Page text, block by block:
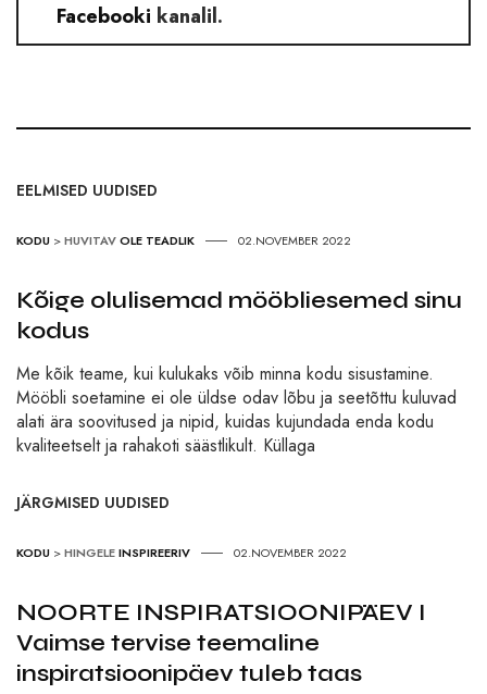
Facebooki kanalil.
EELMISED UUDISED
KODU >HUVITAVOLE TEADLIK 02.NOVEMBER 2022
Kõige olulisemad mööbliesemed sinu
kodus
Me kõik teame, kui kulukaks võib minna kodu sisustamine.
Mööbli soetamine ei ole üldse odav lõbu ja seetõttu kuluvad
alati ära soovitused ja nipid, kuidas kujundada enda kodu
kvaliteetselt ja rahakoti säästlikult. Küllaga
JÄRGMISED UUDISED
KODU >HINGELEINSPIREERIV 02.NOVEMBER 2022
NOORTE INSPIRATSIOONIPÄEV I
Vaimse tervise teemaline
inspiratsioonipäev tuleb taas